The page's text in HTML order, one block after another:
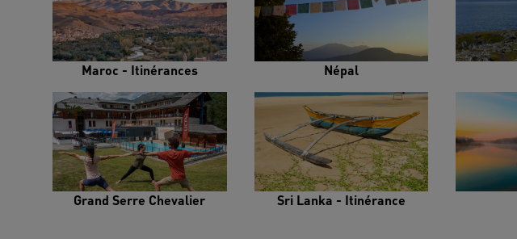
Maroc - Itinérances Népal
Grand Serre Chevalier Sri Lanka - Itinérance